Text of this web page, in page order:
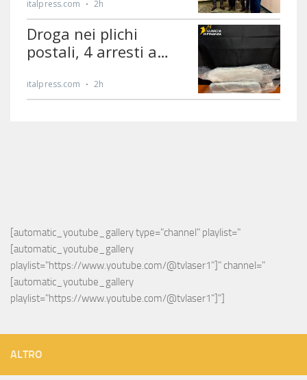
[automatic_youtube_gallery type="channel" playlist="
[automatic_youtube_gallery
playlist="https://www.youtube.com/@tvlaser1"]" channel="
[automatic_youtube_gallery
playlist="https://www.youtube.com/@tvlaser1"]"]
ALTRO